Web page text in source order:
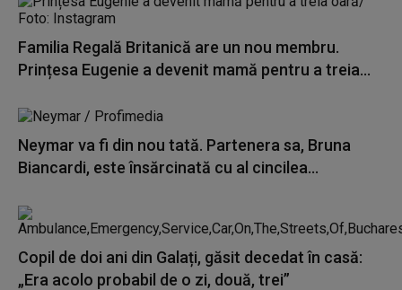
Familia Regală Britanică are un nou membru.
Prințesa Eugenie a devenit mamă pentru a treia...
Neymar va fi din nou tată. Partenera sa, Bruna
Biancardi, este însărcinată cu al cincilea...
Copil de doi ani din Galați, găsit decedat în casă:
„Era acolo probabil de o zi, două, trei”